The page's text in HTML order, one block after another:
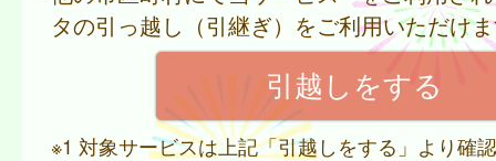
タの引っ越し（引継ぎ）をご利用いただけ
※1 対象サービスは上記「引越しをする」より確